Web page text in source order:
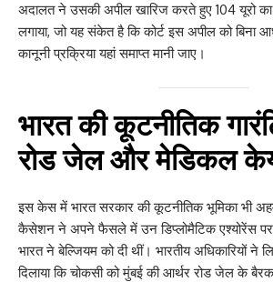
अदालत ने उसकी अपील खारिज करते हुए 104 यूरो का
लगाया, जो यह संकेत है कि कोर्ट इस अपील को बिना
कानूनी प्रक्रिया यहां समाप्त मानी जाए।
भारत की कूटनीतिक
रोड जेल और मेडिकल
इस केस में भारत सरकार की कूटनीतिक भूमिका भी
कैसेशन ने अपने फैसले में उन डिप्लोमैटिक एश्योरेंस पर
भारत ने बेल्जियम को दी थीं। भारतीय अधिकारियों ने
दिलाया कि चोकसी को मुंबई की आर्थर रोड जेल के